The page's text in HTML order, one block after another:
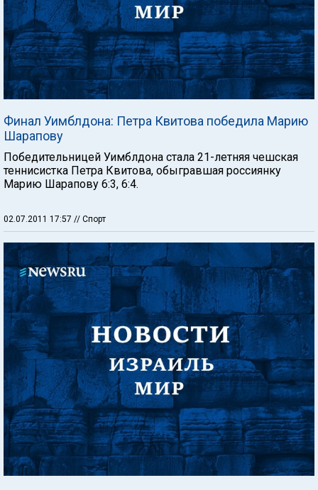
Финал Уимблдона: Петра Квитова победила Марию
Шарапову
Победительницей Уимблдона стала 21-летняя чешская
теннисистка Петра Квитова, обыгравшая россиянку
Марию Шарапову 6:3, 6:4.
02.07.2011 17:57 // Спорт